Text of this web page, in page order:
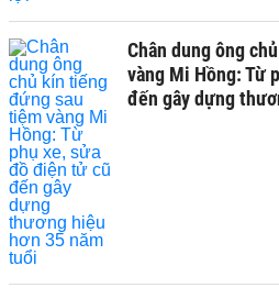
Chân dung ông
vàng Mi Hồng: Từ
đến gây dựng